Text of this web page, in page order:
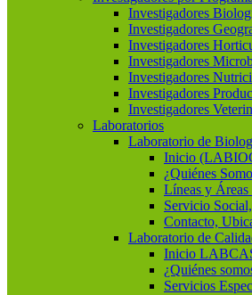
Investigadores
Investigadores
Investigadores
Investigadores
Investigadores
Investigadores
Investigadores
Laboratorios
Laboratorio de
Inicio
¿Quiénes
Líneas y Áreas
Servicio
Contacto,
Laboratorio de
Inicio
¿Quiénes
Servicios